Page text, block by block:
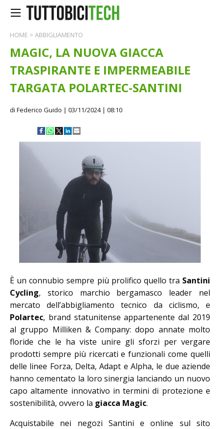
HOME > ABBIGLIAMENTO
MAGIC, LA NUOVA GIACCA
TRASPIRANTE E IMPERMEABILE
TARGATA POLARTEC-SANTINI
di Federico Guido | 03/11/2024 | 08:10
È un connubio sempre più prolifico quello tra Santini
Cycling, storico marchio bergamasco leader nel
mercato dell’abbigliamento tecnico da ciclismo, e
Polartec, brand statunitense appartenente dal 2019
al gruppo Milliken & Company: dopo annate molto
floride che le ha viste unire gli sforzi per vergare
prodotti sempre più ricercati e funzionali come quelli
delle linee Forza, Delta, Adapt e Alpha, le due aziende
hanno cementato la loro sinergia lanciando un nuovo
capo altamente innovativo in termini di protezione e
sostenibilità, ovvero la giacca Magic.
Acquistabile nei negozi Santini e online sul sito